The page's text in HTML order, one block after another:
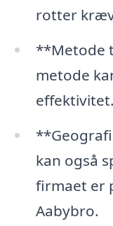
rotter
**Metode
metode
effektivitet.
kan også
firmaet er
Aabybro.